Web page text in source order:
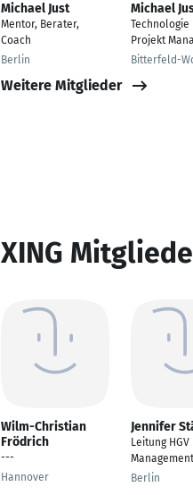
Michael Just
Mentor, Berater,
Coach
Berlin
Michael
Technologie
Projekt
Bitterfeld-
Weitere Mitglieder
XING
Wilm-Christian
Frödrich
---
Hannover
Jennifer
Leitung
Management
Berlin